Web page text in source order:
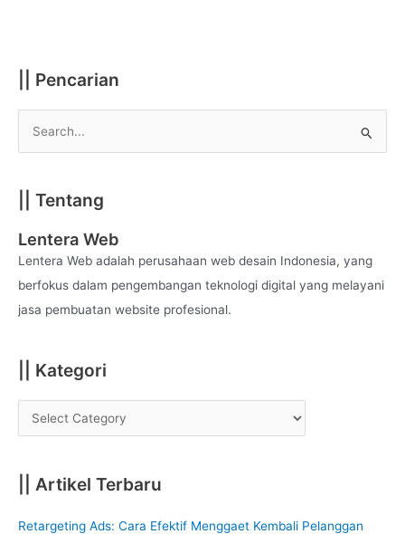
|| Pencarian
r
c
h
f
o
|| Tentang
Lentera Web
Lentera Web adalah perusahaan web desain Indonesia, yang
berfokus dalam pengembangan teknologi digital yang melayani
jasa pembuatan website profesional.
|| Kategori
|| Artikel Terbaru
Retargeting Ads: Cara Efektif Menggaet Kembali Pelanggan